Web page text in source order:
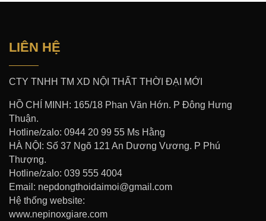
LIÊN HỆ
CTY TNHH TM XD NỘI THẤT THỜI ĐẠI MỚI
HỒ CHÍ MINH: 165/18 Phan Văn Hớn. P Đông Hưng
Thuận.
Hotline/zalo: 0944 20 99 55 Ms Hằng
HÀ NỘI: Số 37 Ngõ 121 An Dương Vương. P Phú
Thượng.
Hotline/zalo: 039 555 4004
Email: nepdongthoidaimoi@gmail.com
Hệ thống website:
www.nepinoxgiare.com